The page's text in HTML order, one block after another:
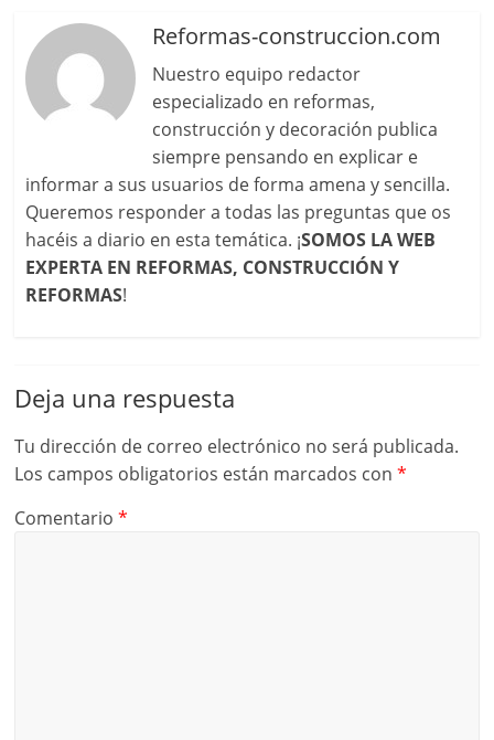
Reformas-construccion.com
Nuestro equipo redactor
especializado en reformas,
construcción y decoración publica
siempre pensando en explicar e
informar a sus usuarios de forma amena y sencilla.
Queremos responder a todas las preguntas que os
hacéis a diario en esta temática. ¡SOMOS LA WEB
EXPERTA EN REFORMAS, CONSTRUCCIÓN Y
REFORMAS!
Deja una respuesta
Tu dirección de correo electrónico no será publicada.
Los campos obligatorios están marcados con*
Comentario*